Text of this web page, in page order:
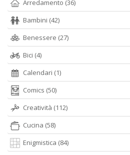
Arredamento (36)
Bambini (42)
Benessere (27)
Bici (4)
Calendari (1)
Comics (50)
Creatività (112)
Cucina (58)
Enigmistica (84)